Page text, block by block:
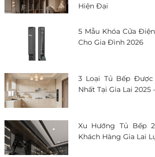
Hiện Đại
5 Mẫu Khóa Cửa
Cho Gia Đình 2026
3 Loại Tủ Bếp
Nhất Tại Gia Lai 2025
Xu Hướng Tủ Bếp
Khách Hàng Gia Lai